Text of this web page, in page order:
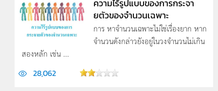
ความไร้รูปแบบของการกระจา
ยตัวของจำนวนเฉพาะ
การ หาจำนวนเฉพาะไม่ใช่เรื่องยาก หาก
จำนวนดังกล่าวยังอยู่ในวงจำนวนไม่เกิน
สองหลัก เช่น ...
28,062